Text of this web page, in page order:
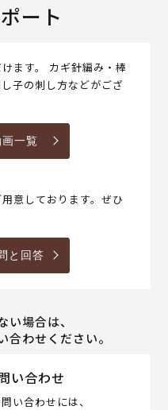
ート
ます。 カギ針編み・棒
子の刺し方などがござ
一覧
意しております。ぜひ
と回答
い場合は、
合わせください。
い合わせ
い合わせには、